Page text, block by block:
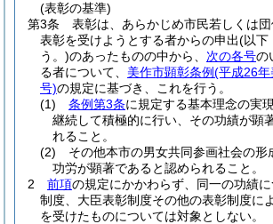
(表彰の基準)
第3条
表彰は、あらかじめ市民若しくは
表彰を受けようとする者からの申出(以下
う。)のあったものの中から、 次の各号の
る者について、 美作市顕彰条例(平成26
号)の規定に基づき、これを行う。
(1)
条例第3条に規定する基本理念の実
継続して積極的に行い、その功績が顕
れること。
(2)
その他本市の男女共同参画社会の形
功労が顕著であると認められること。
2
前項の規定にかかわらず、同一の功績
制度、大臣表彰制度その他の表彰制度に
を受けたものについては対象としない。